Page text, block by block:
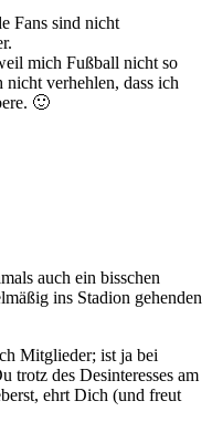
Fans sind nicht
mich Fußball nicht so
verhehlen, dass ich
🙂
auch ein bisschen
ins Stadion gehenden
Mitglieder; ist ja bei
trotz des Desinteresses am
ehrt Dich (und freut